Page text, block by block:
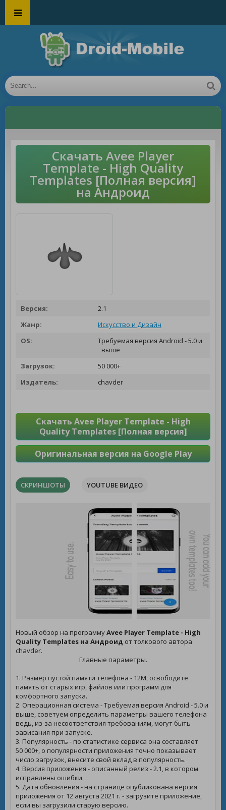
Скачать Avee Player
Template - High Quality
Templates [Полная версия]
на Андроид
Версия:
2.1
Жанр:
Искусство и Дизайн
OS:
Требуемая версия Android - 5.0 и
выше
Загрузок:
50 000+
Издатель:
chavder
Скачать Avee Player Template - High
Quality Templates [Полная версия]
Оригинальная версия на Google Play
СКРИНШОТЫ YOUTUBE ВИДЕО
Новый обзор на программуAvee Player Template - High
Quality Templates на Андроид от толкового автора
chavder.
Главные параметры.
1. Размер пустой памяти телефона - 12M, освободите
память от старых игр, файлов или программ для
комфортного запуска.
2. Операционная система - Требуемая версия Android - 5.0 и
выше, советуем определить параметры вашего телефона
ведь, из-за несоответствия требованиям, могут быть
зависания при запуске.
3. Популярность - по статистике сервиса она составляет
50 000+, о популярности приложения точно показывает
число загрузок, внесите свой вклад в популярность.
4. Версия приложения - описанный релиз - 2.1, в котором
исправлены ошибки.
5. Дата обновления - на странице опубликована версия
приложения от 12 августа 2021 г. - загрузите приложение,
если вы загрузили старую версию.